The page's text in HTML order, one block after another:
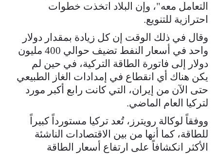
التعامل معه"، وإن البلاد اتخذت خطوات
احترازية للتنويع.
وقال في ذلك الوقت إن كل زيادة بمقدار دولار
واحد في أسعار النفط تضيف حوالي 400 مليون
دولار إلى فاتورة الطاقة التركية، في حين لم
يكن هناك أي انقطاع في إمدادات الغاز الطبيعي
حتى الآن من إيران، التي كانت رابع أكبر مورد
لتركيا العام الماضي.
ووفقاً لوكالة رويترز، تُعد تركيا مستورداً كبيراً
للطاقة، كما أنها من بين الاقتصادات الناشئة
الأكثر انكشافاً على ارتفاع أسعار الطاقة